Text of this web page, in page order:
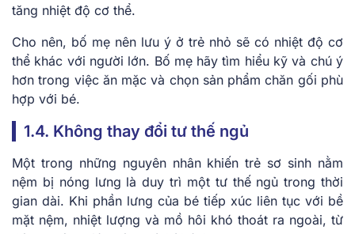
tăng nhiệt độ cơ thể.
Cho nên, bố mẹ nên lưu ý ở trẻ nhỏ sẽ có nhiệt độ cơ
thể khác với người lớn. Bố mẹ hãy tìm hiểu kỹ và chú ý
hơn trong việc ăn mặc và chọn sản phẩm chăn gối phù
hợp với bé.
1.4. Không thay đổi tư thế ngủ
Một trong những nguyên nhân khiến trẻ sơ sinh nằm
nệm bị nóng lưng là duy trì một tư thế ngủ trong thời
gian dài. Khi phần lưng của bé tiếp xúc liên tục với bề
mặt nệm, nhiệt lượng và mồ hôi khó thoát ra ngoài, từ